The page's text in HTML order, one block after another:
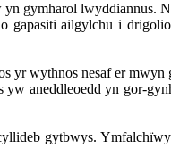
yn gymharol lwyddiannus.
gapasiti ailgylchu i
yr wythnos nesaf er
yw aneddleoedd yn gor-
gytbwys.